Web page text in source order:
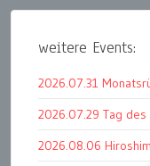
weitere Events:
2026.07.31
2026.07.29 Tag des
2026.08.06